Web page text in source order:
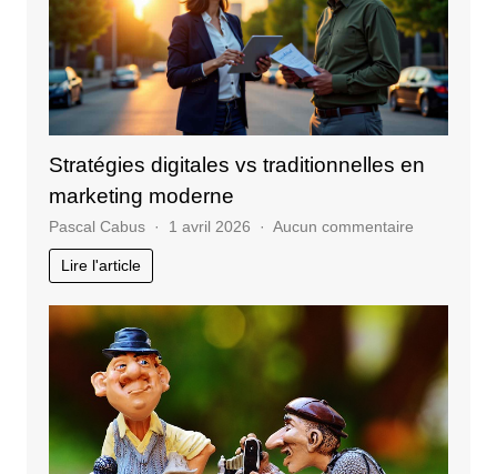
Stratégies digitales vs traditionnelles en
marketing moderne
Pascal Cabus 1 avril 2026 Aucun commentairesur
vs
marketing
moderne
Lire l'article